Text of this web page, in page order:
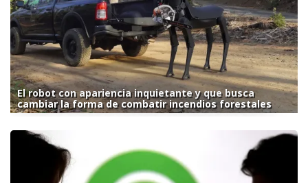
El robot con apariencia inquietante y que busca
cambiar la forma de combatir incendios forestales